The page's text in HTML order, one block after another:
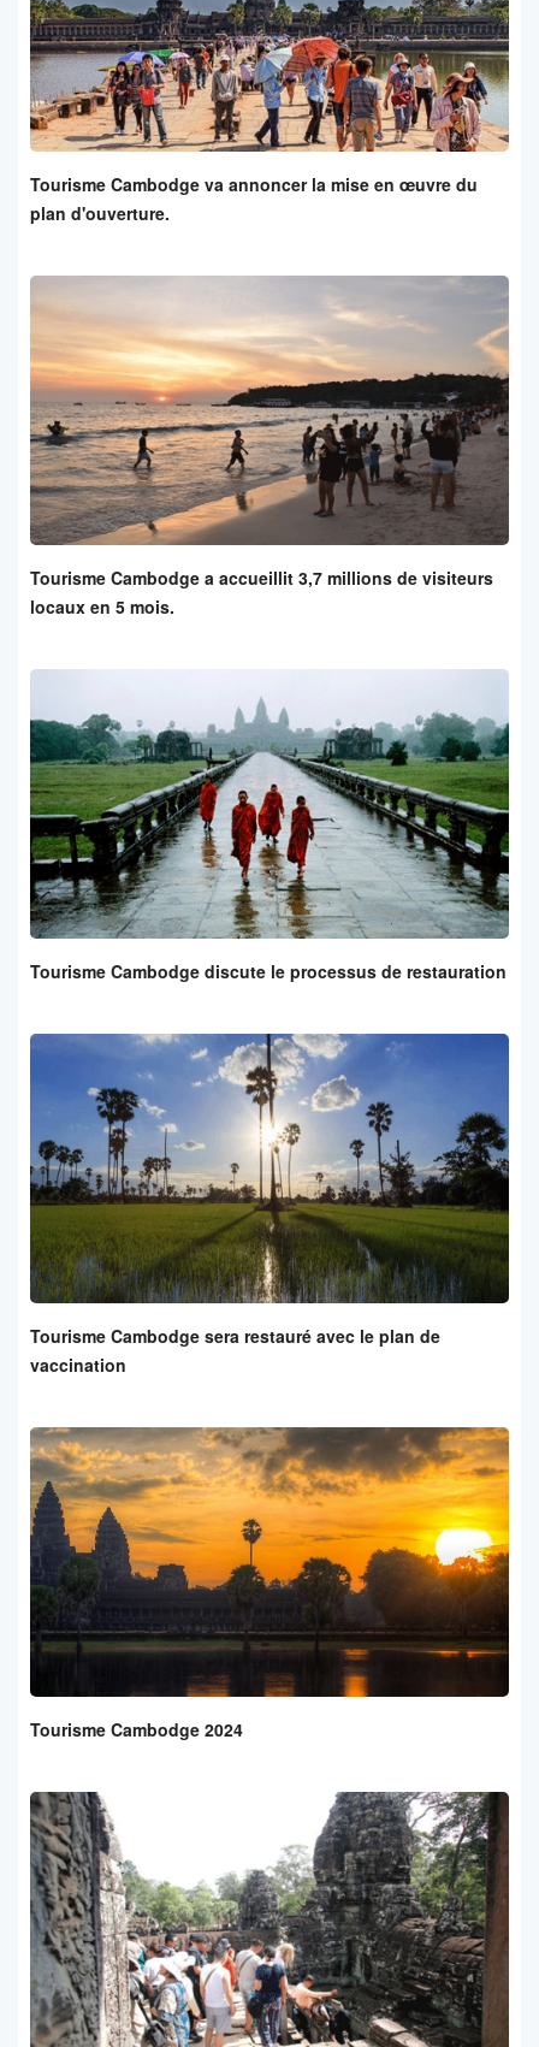
Tourisme Cambodge va annoncer la mise en œuvre du
plan d'ouverture.
Tourisme Cambodge a accueillit 3,7 millions de visiteurs
locaux en 5 mois.
Tourisme Cambodge discute le processus de restauration
Tourisme Cambodge sera restauré avec le plan de
vaccination
Tourisme Cambodge 2024